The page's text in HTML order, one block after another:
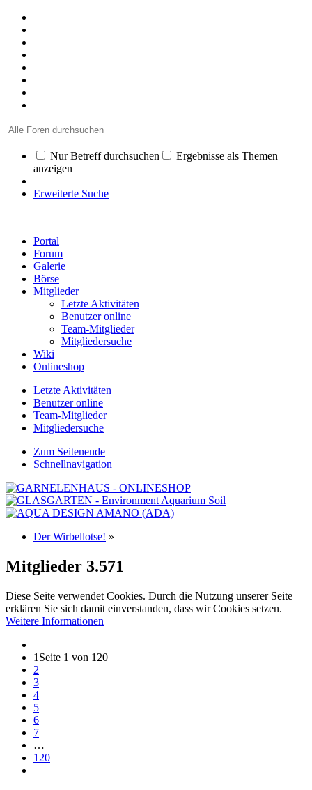
Nur Betreff durchsuchen
Ergebnisse als Themen
anzeigen
Erweiterte Suche
Portal
Forum
Galerie
Börse
Mitglieder
Letzte Aktivitäten
Benutzer online
Team-Mitglieder
Mitgliedersuche
Wiki
Onlineshop
Letzte Aktivitäten
Benutzer online
Team-Mitglieder
Mitgliedersuche
Zum Seitenende
Schnellnavigation
Der Wirbellotse! »
Mitglieder 3.571
Diese Seite verwendet Cookies. Durch die Nutzung unserer Seite
erklären Sie sich damit einverstanden, dass wir Cookies setzen.
Weitere Informationen
1 Seite 1 von 120
2
3
4
5
6
7
…
120